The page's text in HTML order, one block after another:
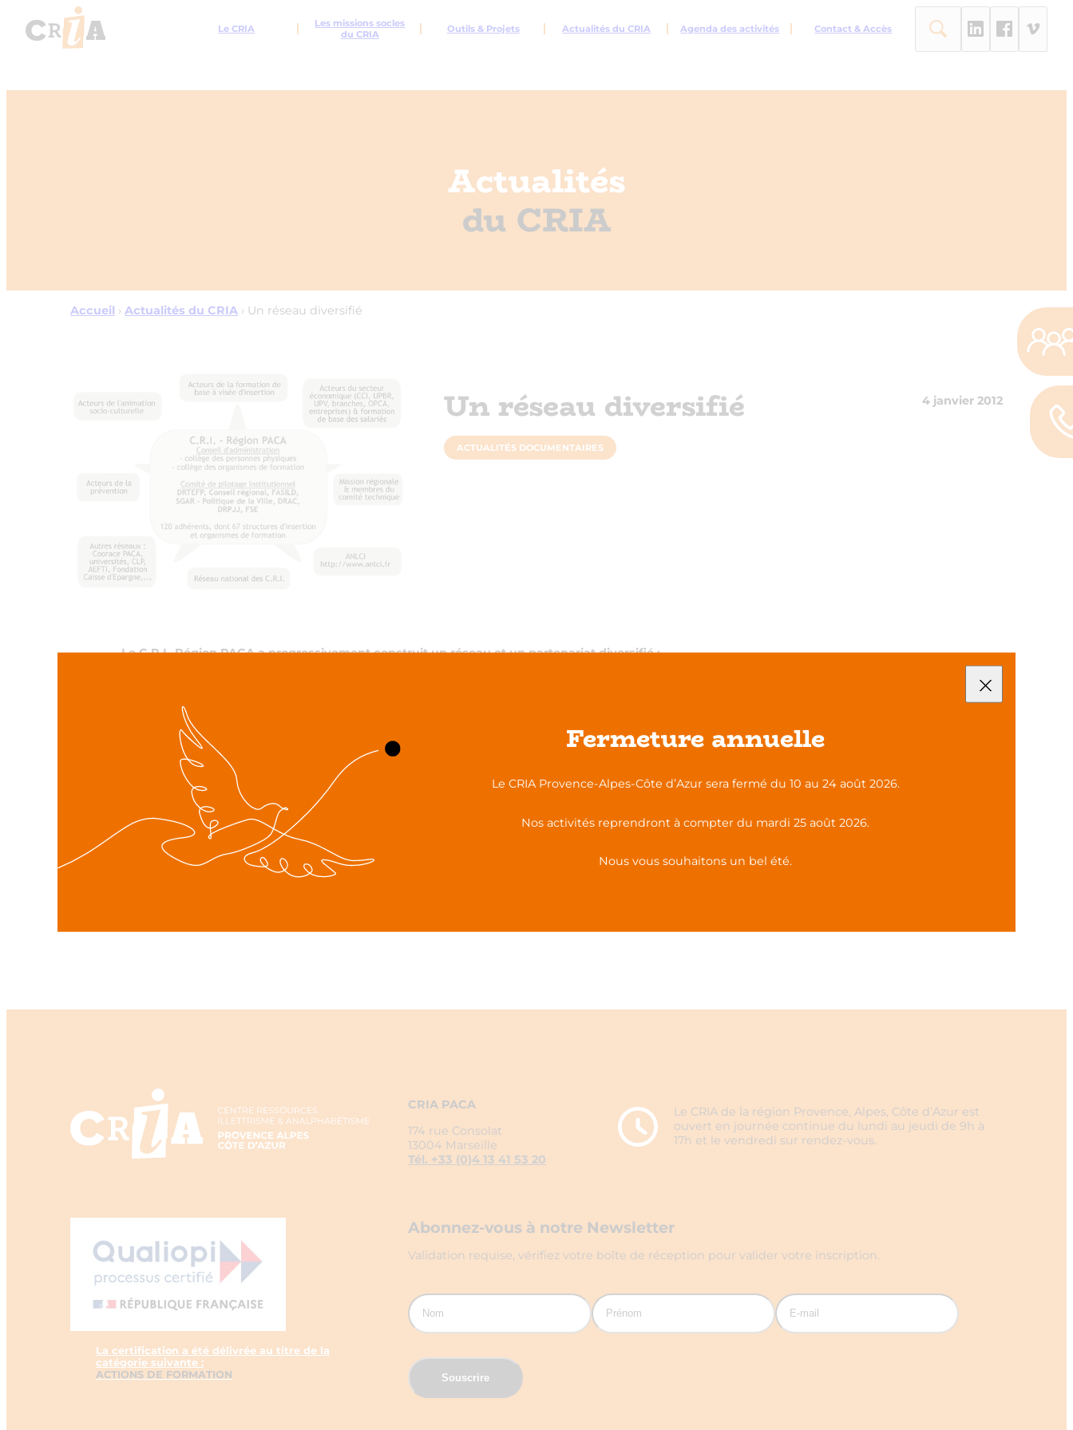
Le CRIA
Les missions socles
du CRIA
Outils & Projets Actualités du CRIA Agenda des activités Contact & Accès
Actualités
du CRIA
Accueil › Actualités du CRIA › Un réseau diversifié
Un réseau diversifié 4 janvier 2012
ACTUALITÉS DOCUMENTAIRES
Le C.R.I.-Région PACA a progressivement construit un réseau et un partenariat diversifié :
Partagez cette publication sur :
Les actions développées pendant le temps scolaire Pourquoi le monde du travail est aussi concerné ?
CRIA PACA
174 rue Consolat
13004 Marseille
Tél. +33 (0)4 13 41 53 20
Le CRIA de la région Provence, Alpes, Côte d’Azur est
ouvert en journée continue du lundi au jeudi de 9h à
17h et le vendredi sur rendez-vous.
La certification a été délivrée au titre de la
catégorie suivante :
ACTIONS DE FORMATION
Abonnez-vous à notre Newsletter
Validation requise, vérifiez votre boîte de réception pour valider votre inscription.
Fermeture annuelle
Le CRIA Provence-Alpes-Côte d’Azur sera fermé du 10 au 24 août 2026.
Nos activités reprendront à compter du mardi 25 août 2026.
Nous vous souhaitons un bel été.